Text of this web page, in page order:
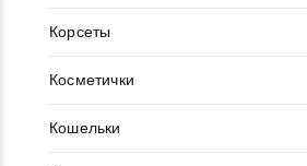
Корсеты
Косметички
Кошельки